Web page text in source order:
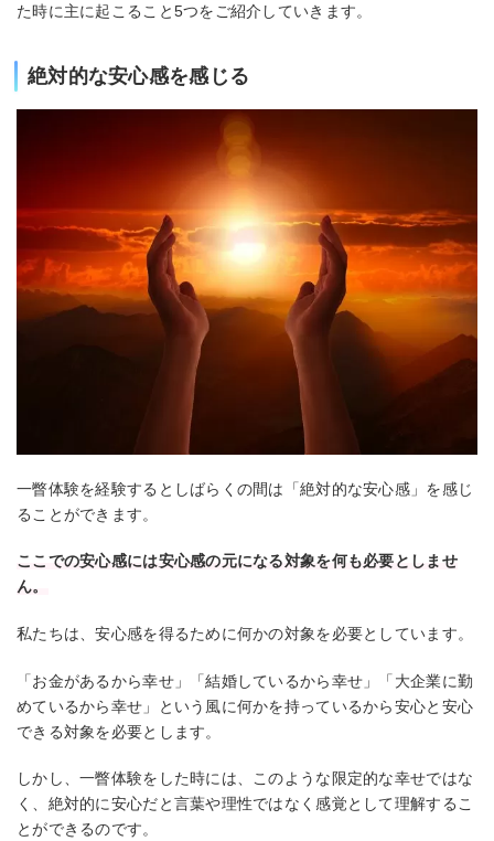
た時に主に起こること5つをご紹介していきます。
絶対的な安心感を感じる
一瞥体験を経験するとしばらくの間は「絶対的な安心感」を感じ
ることができます。
ここでの安心感には安心感の元になる対象を何も必要としませ
ん。
私たちは、安心感を得るために何かの対象を必要としています。
「お金があるから幸せ」「結婚しているから幸せ」「大企業に勤
めているから幸せ」という風に何かを持っているから安心と安心
できる対象を必要とします。
しかし、一瞥体験をした時には、このような限定的な幸せではな
く、絶対的に安心だと言葉や理性ではなく感覚として理解するこ
とができるのです。